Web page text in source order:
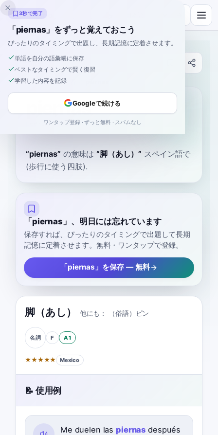
Inklingo
辞書
ホーム›スペイン語
piernas
pee-EHR-nahs 'pjeɾnas
“piernas” の意味は “脚（あし）” スペイン語で
(歩行に使う四肢).
「piernas」、明日には忘れています
保存すれば、ぴったりのタイミングで出題して長期
記憶に定着させます。無料・ワンタップで登録。
「piernas」を保存 — 無料
脚（あし） 他にも： （俗語）ピン
名詞 F A1
★★★★★ Mexico
📝 使用例
Me duelen las piernas después
3秒で完了
「piernas」をずっと覚えておこう
ぴったりのタイミングで出題し、長期記憶に定着させます。
単語を自分の語彙帳に保存
ベストなタイミングで賢く復習
学習した内容を記録
Googleで続ける
ワンタップ登録 · ずっと無料 · スパムなし